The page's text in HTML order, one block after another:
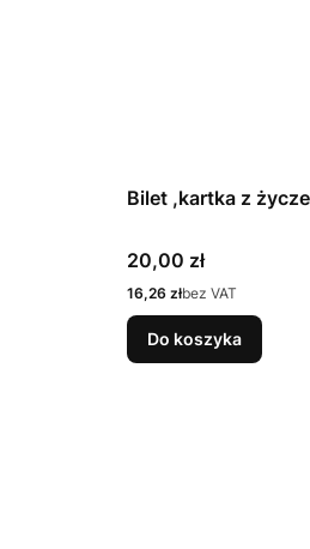
Bilet ,kartka z
Cena
20,00 zł
Cena
16,26 złbez VAT
Do koszyka